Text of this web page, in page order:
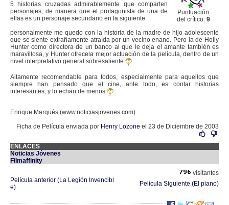
Puntuación
del crítico: 9
5 historias cruzadas admirablemente que comparten
personajes, de manera que el protagonista de una de
ellas es un personaje secundario en la siguiente.
personalmente me quedo con la historia de la madre de hijo adolescente
que se siente extrañamente atraída por un vecino enano. Pero la de Holly
Hunter como directora de un banco al que le deja el amante también es
maravillosa, y Hunter ofrecela mejor actuación de la película, dentro de un
nivel interpretativo general sobresaliente.
Altamente recomendable para todos, especialmente para aquellos que
siempre han pensado que el cine, ante todo, es contar historias
interesantes, y lo echan de menos.
Enrique Marqués (www.noticiasjovenes.com)
Ficha de Película enviada por Henry Lozone el 23 de Diciembre de 2003
ENLACES
Noticias Jóvenes
Filmaffinity
visitantes
Película anterior (La Legión Invencibl
e)
Película Siguiente (El piano)